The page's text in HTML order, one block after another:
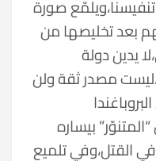
صورة
بعد تخليصها من
يدين دولة
مصدر ثقة ولن
بيساره
القتل،وفي تلميع